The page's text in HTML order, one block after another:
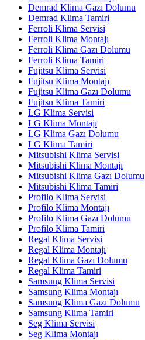
Demrad Klima Gazı Dolumu
Demrad Klima Tamiri
Ferroli Klima Servisi
Ferroli Klima Montajı
Ferroli Klima Gazı Dolumu
Ferroli Klima Tamiri
Fujitsu Klima Servisi
Fujitsu Klima Montajı
Fujitsu Klima Gazı Dolumu
Fujitsu Klima Tamiri
LG Klima Servisi
LG Klima Montajı
LG Klima Gazı Dolumu
LG Klima Tamiri
Mitsubishi Klima Servisi
Mitsubishi Klima Montajı
Mitsubishi Klima Gazı Dolumu
Mitsubishi Klima Tamiri
Profilo Klima Servisi
Profilo Klima Montajı
Profilo Klima Gazı Dolumu
Profilo Klima Tamiri
Regal Klima Servisi
Regal Klima Montajı
Regal Klima Gazı Dolumu
Regal Klima Tamiri
Samsung Klima Servisi
Samsung Klima Montajı
Samsung Klima Gazı Dolumu
Samsung Klima Tamiri
Seg Klima Servisi
Seg Klima Montajı